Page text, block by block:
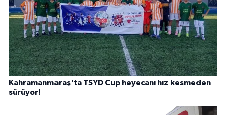
Kahramanmaraş'ta TSYD Cup heyecanı hız kesmeden
sürüyor!